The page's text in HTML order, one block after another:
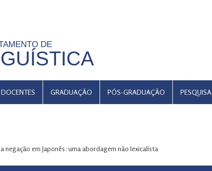
DE
DOCENTES GRADUAÇÃO PÓS-GRADUAÇÃO PESQUISA
negação em Japonês: uma abordagem não lexicalista